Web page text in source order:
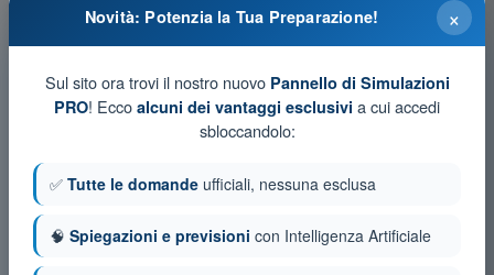
×
Novità: Potenzia la Tua Preparazione!
Sul sito ora trovi il nostro nuovo Pannello di Simulazioni
PRO! Ecco alcuni dei vantaggi esclusivi a cui accedi
sbloccandolo:
✅ Tutte le domande ufficiali, nessuna esclusa
🧠 Spiegazioni e previsioni con Intelligenza Artificiale